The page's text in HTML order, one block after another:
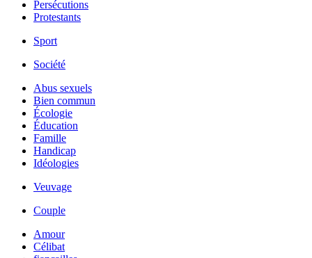
Persécutions
Protestants
Sport
Société
Abus sexuels
Bien commun
Écologie
Éducation
Famille
Handicap
Idéologies
Veuvage
Couple
Amour
Célibat